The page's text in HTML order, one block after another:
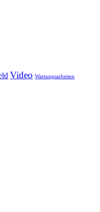
Video Wartungsarbeiten